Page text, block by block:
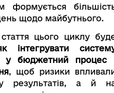
щодо майбутнього.
цього циклу
інтегрувати
у бюджетний процес
, щоб ризики
результатів, а й